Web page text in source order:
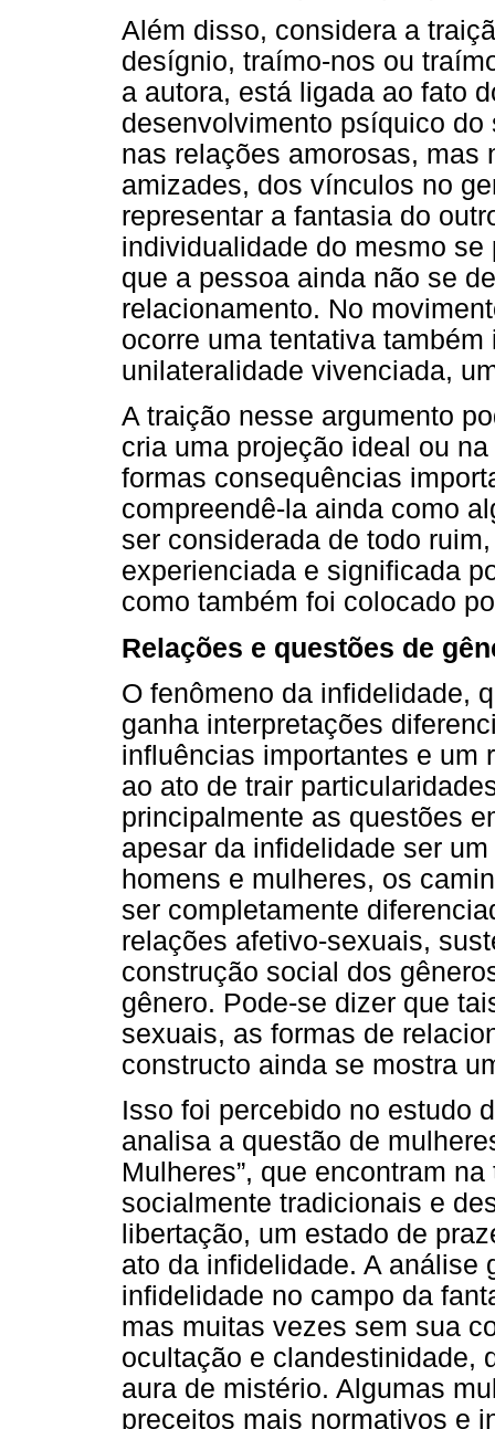
Além disso, considera a
desígnio, traímo-nos ou
a autora, está ligada ao fato
desenvolvimento psíquico
nas relações amorosas, mas
amizades, dos vínculos no
representar a fantasia do
individualidade do mesmo
que a pessoa ainda não se
relacionamento. No
ocorre uma tentativa
unilateralidade vivenciada,
A traição nesse argumento
cria uma projeção ideal ou
formas consequências
compreendê-la ainda como
ser considerada de todo
experienciada e significada
como também foi colocado
Relações e questões de
O fenômeno da infidelidade,
ganha interpretações
influências importantes e um
ao ato de trair
principalmente as questões
apesar da infidelidade ser
homens e mulheres, os
ser completamente
relações afetivo-sexuais,
construção social dos
gênero. Pode-se dizer que
sexuais, as formas de
constructo ainda se mostra
Isso foi percebido no estudo
analisa a questão de
Mulheres”, que encontram
socialmente tradicionais e
libertação, um estado de
ato da infidelidade. A análise
infidelidade no campo da
mas muitas vezes sem sua
ocultação e clandestinidade,
aura de mistério. Algumas
preceitos mais normativos e